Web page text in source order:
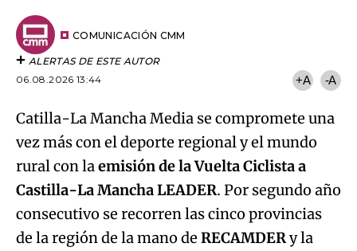
COMUNICACIÓN CMM
ALERTAS DE ESTE AUTOR
06.08.2026 13:44
+A -A
Catilla-La Mancha Media se compromete una
vez más con el deporte regional y el mundo
rural con laemisión de la Vuelta Ciclista a
Castilla-La Mancha LEADER. Por segundo año
consecutivo se recorren las cinco provincias
de la región de la mano de RECAMDERy la